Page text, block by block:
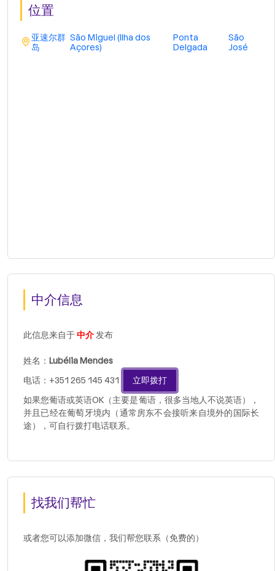
位置
亚速尔群
岛
São Miguel (Ilha dos
Açores)
Ponta
Delgada
São
José
中介信息
此信息来自于中介发布
姓名： Lubélia Mendes
电话：+351 265 145 431
立即拨打
如果您葡语或英语OK（主要是葡语，很多当地人不说英语），
并且已经在葡萄牙境内（通常房东不会接听来自境外的国际长
途），可自行拨打电话联系。
找我们帮忙
或者您可以添加微信，我们帮您联系（免费的）